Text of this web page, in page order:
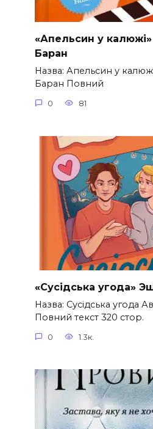
«Апельсин у
Баран
Назва: Апельсин у
Баран Повний
0 81
«Сусідська угода»
Назва: Сусідська угода
Повний текст 320 стор.
0 1.3к.